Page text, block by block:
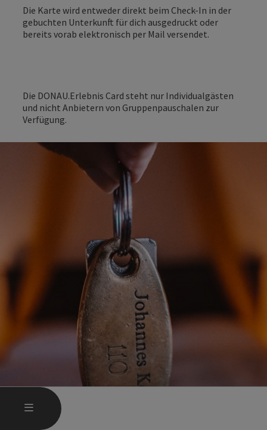
MENÜ
Die Karte wird entweder direkt beim Check-In in der
gebuchten Unterkunft für dich ausgedruckt oder
bereits vorab elektronisch per Mail versendet.
Die DONAU.Erlebnis Card steht nur Individualgästen
und nicht Anbietern von Gruppenpauschalen zur
Verfügung.